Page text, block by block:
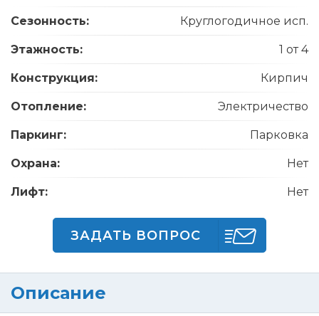
Сезонность: Круглогодичное исп.
Этажность: 1 от 4
Конструкция: Кирпич
Отопление: Электричество
Паркинг: Парковка
Охрана: Нет
Лифт: Нет
ЗАДАТЬ ВОПРОС
Описание